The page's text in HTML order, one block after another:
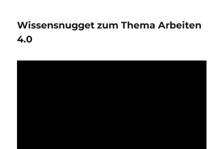
Wissensnugget zum Thema Arbeiten
4.0